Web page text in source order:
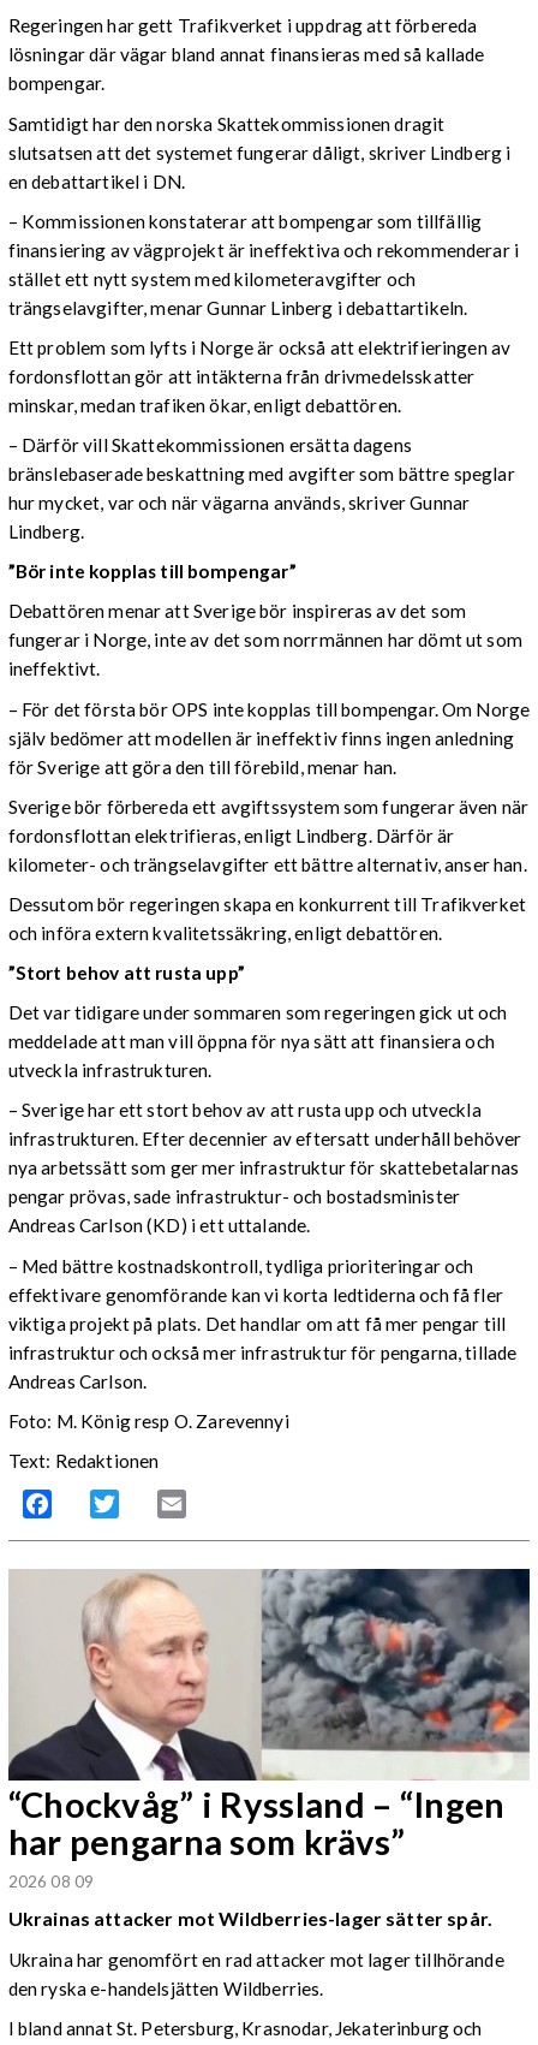
Regeringen har gett Trafikverket i uppdrag att förbereda
lösningar där vägar bland annat finansieras med så kallade
bompengar.
Samtidigt har den norska Skattekommissionen dragit
slutsatsen att det systemet fungerar dåligt, skriver Lindberg i
en debattartikel i DN.
– Kommissionen konstaterar att bompengar som tillfällig
finansiering av vägprojekt är ineffektiva och rekommenderar i
stället ett nytt system med kilometeravgifter och
trängselavgifter, menar Gunnar Linberg i debattartikeln.
Ett problem som lyfts i Norge är också att elektrifieringen av
fordonsflottan gör att intäkterna från drivmedelsskatter
minskar, medan trafiken ökar, enligt debattören.
– Därför vill Skattekommissionen ersätta dagens
bränslebaserade beskattning med avgifter som bättre speglar
hur mycket, var och när vägarna används, skriver Gunnar
Lindberg.
”Bör inte kopplas till bompengar”
Debattören menar att Sverige bör inspireras av det som
fungerar i Norge, inte av det som norrmännen har dömt ut som
ineffektivt.
– För det första bör OPS inte kopplas till bompengar. Om Norge
själv bedömer att modellen är ineffektiv finns ingen anledning
för Sverige att göra den till förebild, menar han.
Sverige bör förbereda ett avgiftssystem som fungerar även när
fordonsflottan elektrifieras, enligt Lindberg. Därför är
kilometer- och trängselavgifter ett bättre alternativ, anser han.
Dessutom bör regeringen skapa en konkurrent till Trafikverket
och införa extern kvalitetssäkring, enligt debattören.
”Stort behov att rusta upp”
Det var tidigare under sommaren som regeringen gick ut och
meddelade att man vill öppna för nya sätt att finansiera och
utveckla infrastrukturen.
– Sverige har ett stort behov av att rusta upp och utveckla
infrastrukturen. Efter decennier av eftersatt underhåll behöver
nya arbetssätt som ger mer infrastruktur för skattebetalarnas
pengar prövas, sade infrastruktur- och bostadsminister
Andreas Carlson (KD) i ett uttalande.
– Med bättre kostnadskontroll, tydliga prioriteringar och
effektivare genomförande kan vi korta ledtiderna och få fler
viktiga projekt på plats. Det handlar om att få mer pengar till
infrastruktur och också mer infrastruktur för pengarna, tillade
Andreas Carlson.
Foto: M. König resp O. Zarevennyi
Text: Redaktionen
Facebook Twitter
“Chockvåg” i Ryssland – “Ingen
har pengarna som krävs”
2026 08 09
Ukrainas attacker mot Wildberries-lager sätter spår.
Ukraina har genomfört en rad attacker mot lager tillhörande
den ryska e-handelsjätten Wildberries.
I bland annat St. Petersburg, Krasnodar, Jekaterinburg och